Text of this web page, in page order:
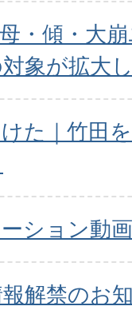
母・傾・大
象が拡大
た｜竹田
ション動
報解禁のお